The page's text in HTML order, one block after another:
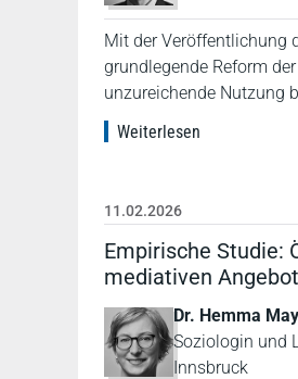
Mit der Veröffentlichung
grundlegende Reform
unzureichende Nutzung
Weiterlesen
11.02.2026
Empirische Studie:
mediativen
Dr. Hemma
Soziologin und
Innsbruck